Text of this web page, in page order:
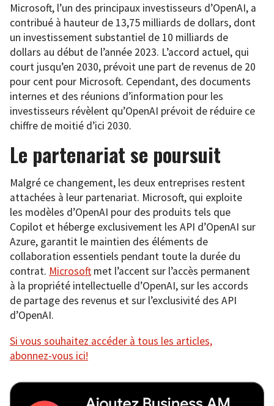
Microsoft, l’un des principaux investisseurs d’OpenAI, a
contribué à hauteur de 13,75 milliards de dollars, dont
un investissement substantiel de 10 milliards de
dollars au début de l’année 2023. L’accord actuel, qui
court jusqu’en 2030, prévoit une part de revenus de 20
pour cent pour Microsoft. Cependant, des documents
internes et des réunions d’information pour les
investisseurs révèlent qu’OpenAI prévoit de réduire ce
chiffre de moitié d’ici 2030.
Le partenariat se poursuit
Malgré ce changement, les deux entreprises restent
attachées à leur partenariat. Microsoft, qui exploite
les modèles d’OpenAI pour des produits tels que
Copilot et héberge exclusivement les API d’OpenAI sur
Azure, garantit le maintien des éléments de
collaboration essentiels pendant toute la durée du
contrat. Microsoftmet l’accent sur l’accès permanent
à la propriété intellectuelle d’OpenAI, sur les accords
de partage des revenus et sur l’exclusivité des API
d’OpenAI.
Si vous souhaitez accéder à tous les articles,
abonnez-vous ici!